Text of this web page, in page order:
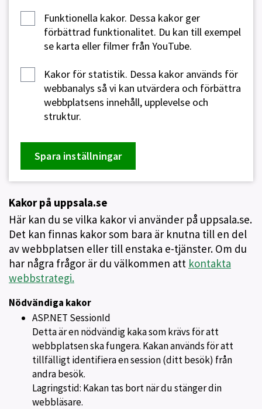
Funktionella kakor. Dessa kakor ger
förbättrad funktionalitet. Du kan till exempel
se karta eller filmer från YouTube.
Kakor för statistik. Dessa kakor används för
webbanalys så vi kan utvärdera och förbättra
webbplatsens innehåll, upplevelse och
struktur.
Spara inställningar
Kakor på uppsala.se
Här kan du se vilka kakor vi använder på uppsala.se.
Det kan finnas kakor som bara är knutna till en del
av webbplatsen eller till enstaka e-tjänster. Om du
har några frågor är du välkommen att kontakta
webbstrategi.
Nödvändiga kakor
ASP.NET SessionId
Detta är en nödvändig kaka som krävs för att
webbplatsen ska fungera. Kakan används för att
tillfälligt identifiera en session (ditt besök) från
andra besök.
Lagringstid: Kakan tas bort när du stänger din
webbläsare.